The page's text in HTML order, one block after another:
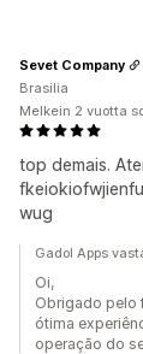
top demais.
wug
Sevet Company
Brasilia
Melkein 2 vuotta
Gadol Apps
Oi,
Obrigado pelo
ótima
operação do